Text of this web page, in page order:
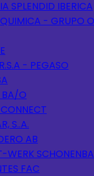
SPLENDID IBERICA
- GRUPO
- PEGASO
BA/O
S..A.
AB
WERK
FAC